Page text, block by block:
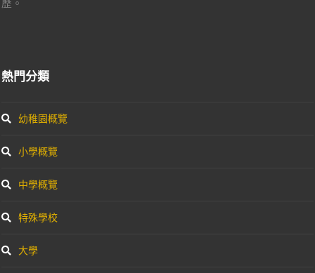
熱門分類
幼稚園概覽
小學概覽
中學概覽
特殊學校
大學